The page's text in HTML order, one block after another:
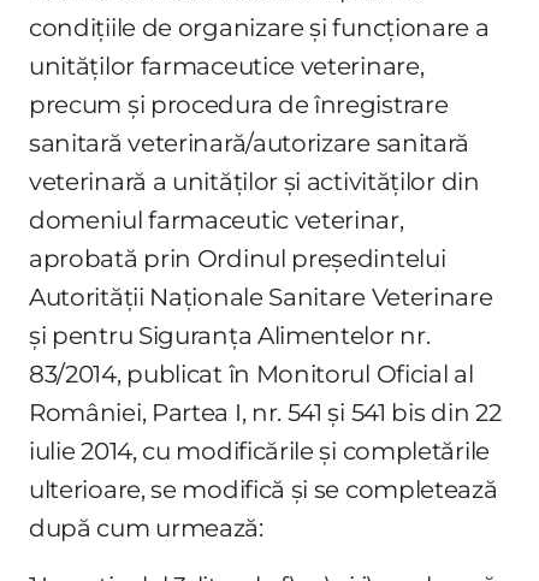
condiţiile de organizare şi funcţionare a
unităţilor farmaceutice veterinare,
precum şi procedura de înregistrare
sanitară veterinară/autorizare sanitară
veterinară a unităţilor şi activităţilor din
domeniul farmaceutic veterinar,
aprobată prin Ordinul preşedintelui
Autorităţii Naţionale Sanitare Veterinare
şi pentru Siguranţa Alimentelor nr.
83/2014, publicat în Monitorul Oficial al
României, Partea I, nr. 541 şi 541 bis din 22
iulie 2014, cu modificările şi completările
ulterioare, se modifică şi se completează
după cum urmează: